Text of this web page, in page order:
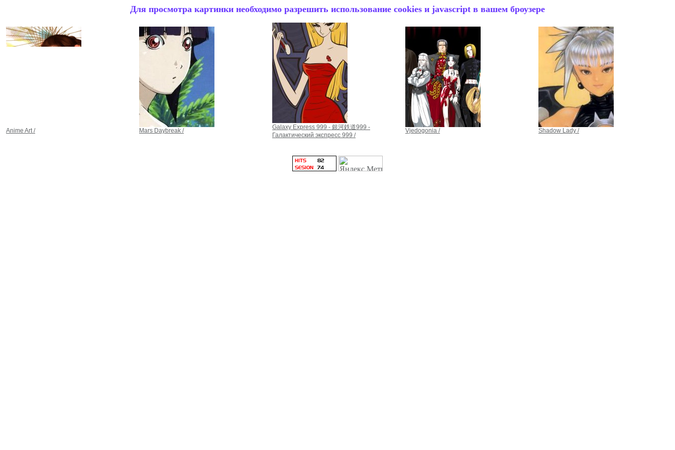
Для просмотра картинки необходимо разрешить использование cookies и javascript в вашем броузере
Anime Art / Mars Daybreak /
Galaxy Express 999 - 銀河鉄道999 -
Галактический экспресс 999 /
Vjedogonia / Shadow Lady /